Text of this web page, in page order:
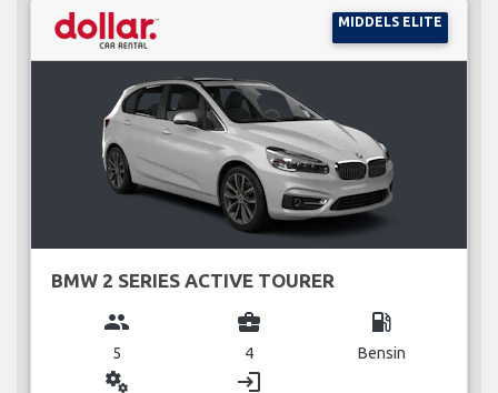
MIDDELS ELITE
BMW 2 SERIES ACTIVE TOURER
group
5
business_center
4
local_gas_station
Bensin
miscellaneous_services login